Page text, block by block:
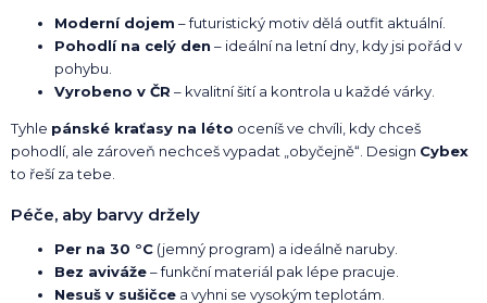
Moderní dojem – futuristický motiv dělá outfit aktuální.
Pohodlí na celý den – ideální na letní dny, kdy jsi pořád v
pohybu.
Vyrobeno v ČR – kvalitní šití a kontrola u každé várky.
Tyhle pánské kraťasy na léto oceníš ve chvíli, kdy chceš
pohodlí, ale zároveň nechceš vypadat „obyčejně“. Design Cybex
to řeší za tebe.
Péče, aby barvy držely
Per na 30 °C (jemný program) a ideálně naruby.
Bez aviváže– funkční materiál pak lépe pracuje.
Nesuš v sušičce a vyhni se vysokým teplotám.